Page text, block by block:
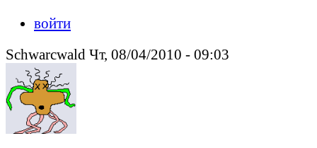
войти
Schwarcwald Чт, 08/04/2010 - 09:03